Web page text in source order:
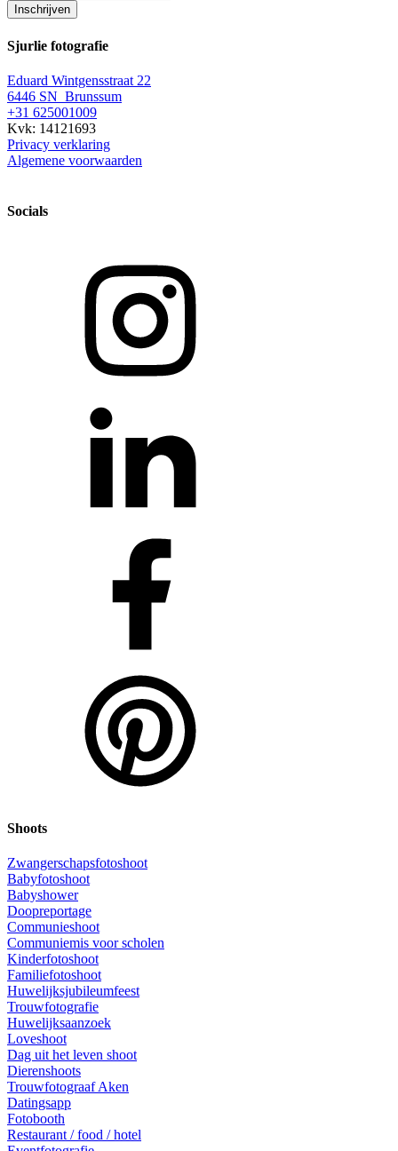
Inschrijven
Sjurlie fotografie
Eduard Wintgensstraat 22
6446 SN Brunssum
+31 625001009
Kvk: 14121693
Privacy verklaring
Algemene voorwaarden
Socials
Shoots
Zwangerschapsfotoshoot
Babyfotoshoot
Babyshower
Doopreportage
Communieshoot
Communiemis voor scholen
Kinderfotoshoot
Familiefotoshoot
Huwelijksjubileumfeest
Trouwfotografie
Huwelijksaanzoek
Loveshoot
Dag uit het leven shoot
Dierenshoots
Trouwfotograaf Aken
Datingsapp
Fotobooth
Restaurant / food / hotel